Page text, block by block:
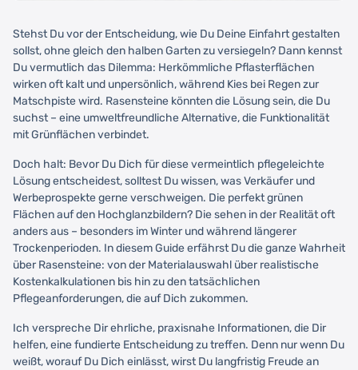
Stehst Du vor der Entscheidung, wie Du Deine Einfahrt gestalten
sollst, ohne gleich den halben Garten zu versiegeln? Dann kennst
Du vermutlich das Dilemma: Herkömmliche Pflasterflächen
wirken oft kalt und unpersönlich, während Kies bei Regen zur
Matschpiste wird. Rasensteine könnten die Lösung sein, die Du
suchst – eine umweltfreundliche Alternative, die Funktionalität
mit Grünflächen verbindet.
Doch halt: Bevor Du Dich für diese vermeintlich pflegeleichte
Lösung entscheidest, solltest Du wissen, was Verkäufer und
Werbeprospekte gerne verschweigen. Die perfekt grünen
Flächen auf den Hochglanzbildern? Die sehen in der Realität oft
anders aus – besonders im Winter und während längerer
Trockenperioden. In diesem Guide erfährst Du die ganze Wahrheit
über Rasensteine: von der Materialauswahl über realistische
Kostenkalkulationen bis hin zu den tatsächlichen
Pflegeanforderungen, die auf Dich zukommen.
Ich verspreche Dir ehrliche, praxisnahe Informationen, die Dir
helfen, eine fundierte Entscheidung zu treffen. Denn nur wenn Du
weißt, worauf Du Dich einlässt, wirst Du langfristig Freude an